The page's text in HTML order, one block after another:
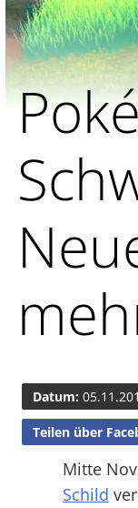
Datum:
Teilen über
Mitte
Schild